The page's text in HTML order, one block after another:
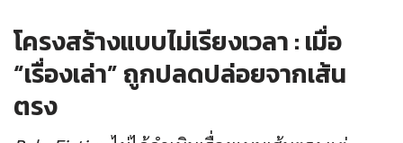
โครงสร้างแบบไม่เรียงเวลา : เมื่อ
“เรื่องเล่า” ถูกปลดปล่อยจากเส้น
ตรง